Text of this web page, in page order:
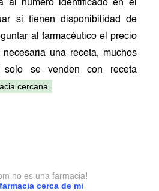
al número identificado en el
si tienen disponibilidad de
al farmacéutico el precio
una receta, muchos
solo se venden con receta
cercana.
cerca de mi
no es una farmacia!